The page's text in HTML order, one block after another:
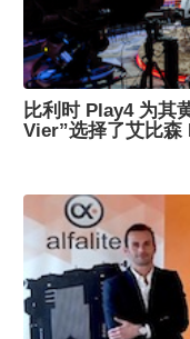
比利时 Play4 为其
Vier”选择了艾比森